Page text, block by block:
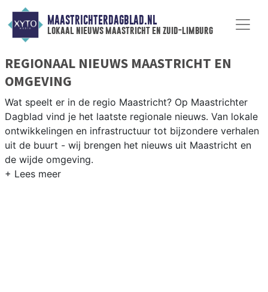
MAASTRICHTERDAGBLAD.NL
lokaal nieuws maastricht en zuid-limburg
REGIONAAL NIEUWS MAASTRICHT EN
OMGEVING
Wat speelt er in de regio Maastricht? Op Maastrichter
Dagblad vind je het laatste regionale nieuws. Van lokale
ontwikkelingen en infrastructuur tot bijzondere verhalen
uit de buurt - wij brengen het nieuws uit Maastricht en
de wijde omgeving.